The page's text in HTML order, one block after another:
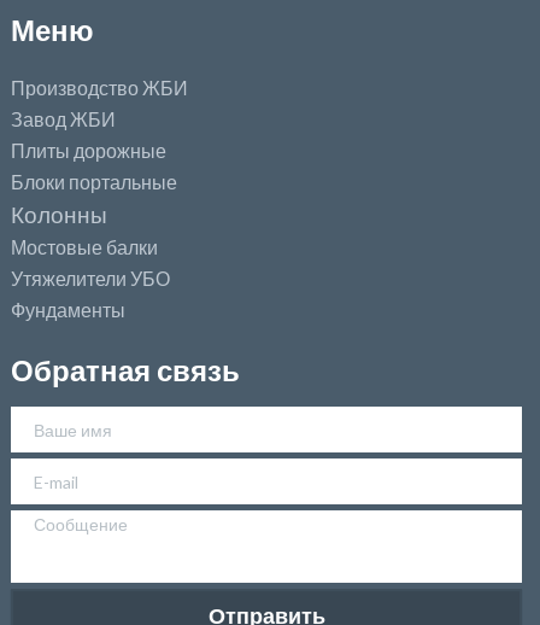
Меню
Производство ЖБИ
Завод ЖБИ
Плиты дорожные
Блоки портальные
Колонны
Мостовые балки
Утяжелители УБО
Фундаменты
Обратная связь